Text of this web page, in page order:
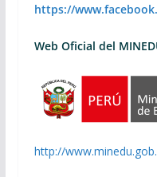
https://
Web Oficial del
http://